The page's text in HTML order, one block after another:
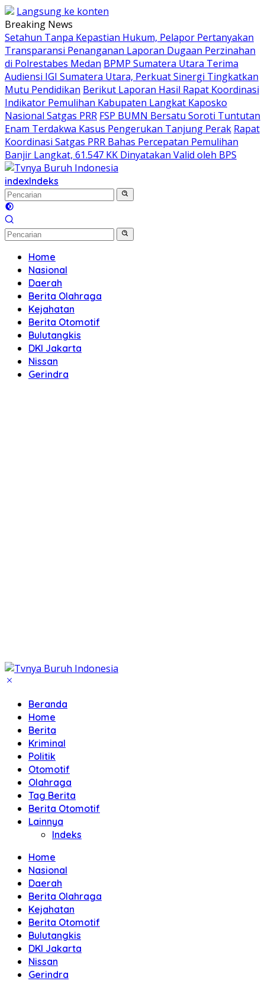
Langsung ke konten
Breaking News
Setahun Tanpa Kepastian Hukum, Pelapor Pertanyakan
Transparansi Penanganan Laporan Dugaan Perzinahan
di Polrestabes Medan BPMP Sumatera Utara Terima
Audiensi IGI Sumatera Utara, Perkuat Sinergi Tingkatkan
Mutu Pendidikan Berikut Laporan Hasil Rapat Koordinasi
Indikator Pemulihan Kabupaten Langkat Kaposko
Nasional Satgas PRR FSP BUMN Bersatu Soroti Tuntutan
Enam Terdakwa Kasus Pengerukan Tanjung Perak Rapat
Koordinasi Satgas PRR Bahas Percepatan Pemulihan
Banjir Langkat, 61.547 KK Dinyatakan Valid oleh BPS
indexIndeks
Home
Nasional
Daerah
Berita Olahraga
Kejahatan
Berita Otomotif
Bulutangkis
DKI Jakarta
Nissan
Gerindra
Beranda
Home
Berita
Kriminal
Politik
Otomotif
Olahraga
Tag Berita
Berita Otomotif
Lainnya
Indeks
Home
Nasional
Daerah
Berita Olahraga
Kejahatan
Berita Otomotif
Bulutangkis
DKI Jakarta
Nissan
Gerindra